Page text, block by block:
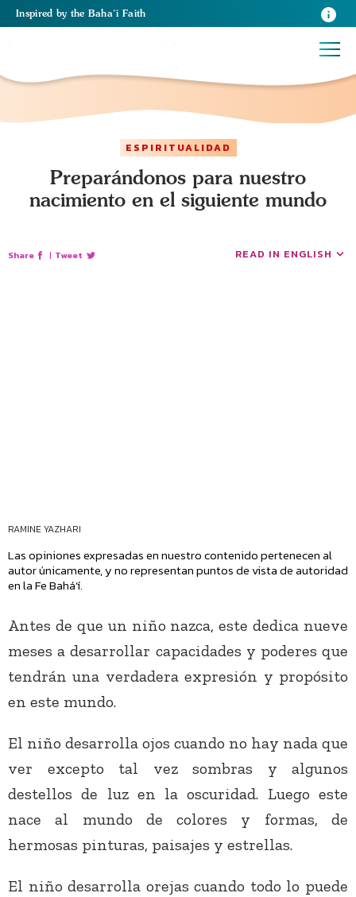
Inspired by the Baha’i Faith
ESPIRITUALIDAD
Preparándonos para nuestro
nacimiento en el siguiente mundo
Share | Tweet READ IN ENGLISH
RAMINE YAZHARI
Las opiniones expresadas en nuestro contenido pertenecen al
autor únicamente, y no representan puntos de vista de autoridad
en la Fe Bahá’í.
Antes de que un niño nazca, este dedica nueve
meses a desarrollar capacidades y poderes que
tendrán una verdadera expresión y propósito
en este mundo.
El niño desarrolla ojos cuando no hay nada que
ver excepto tal vez sombras y algunos
destellos de luz en la oscuridad. Luego este
nace al mundo de colores y formas, de
hermosas pinturas, paisajes y estrellas.
El niño desarrolla orejas cuando todo lo puede